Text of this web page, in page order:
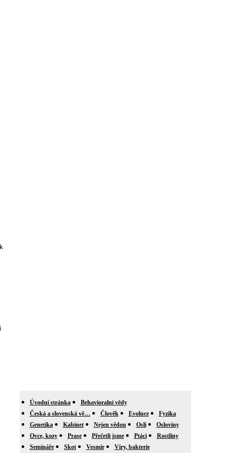
Úvodní stránka
Behavioralni vědy
Česká a slovenská vě…
Člověk Evoluce
Fyzika
Genetika
Kabinet Nejen vědou Osli
Osloviny
Ovce, kozy
Prase Přečetli jsme Ptáci
Rostliny
Semináře
Skot Vesmír
Viry, bakterie